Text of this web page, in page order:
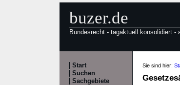
buzer.de
Bundesrecht - tagaktuell konsolidiert -
Start
Suchen
Sachgebiete
Sie sind hier: